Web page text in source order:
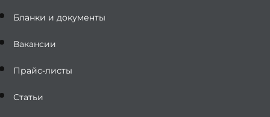
Бланки и документы
Вакансии
Прайс-листы
Статьи